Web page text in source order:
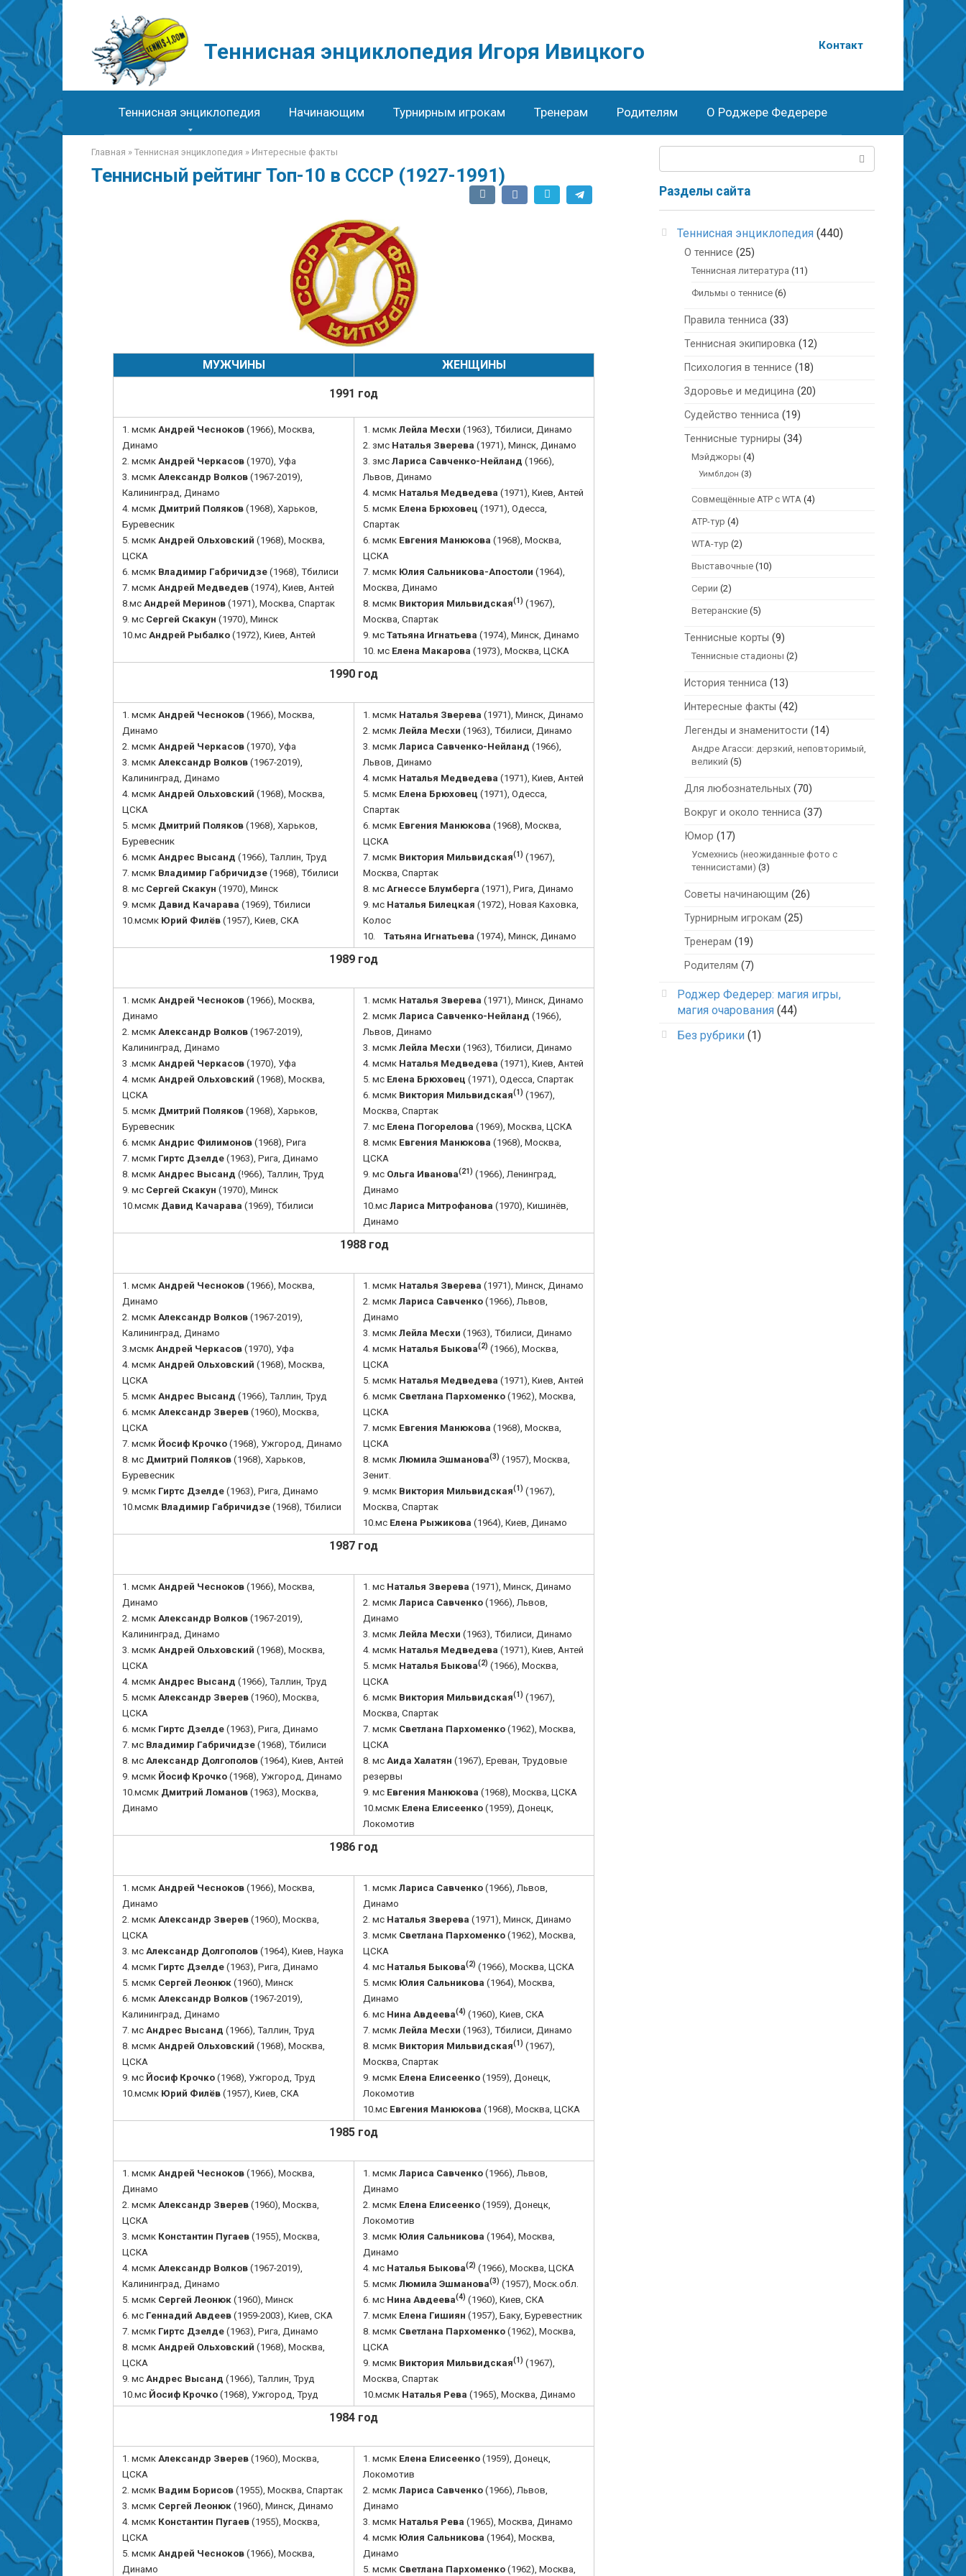
Перейти
к
контенту
Теннисная энциклопедия Игоря Ивицкого Контакт
Теннисная энциклопедия Начинающим Турнирным игрокам Тренерам Родителям О Роджере Федерере
Главная » Теннисная энциклопедия » Интересные факты
Теннисный рейтинг Топ-10 в СССР (1927-1991)
МУЖЧИНЫ ЖЕНЩИНЫ
1991 год
1. мсмк Андрей Чесноков (1966), Москва,
Динамо
2. мсмк Андрей Черкасов (1970), Уфа
3. мсмк Александр Волков (1967-2019),
Калининград, Динамо
4. мсмк Дмитрий Поляков (1968), Харьков,
Буревесник
5. мсмк Андрей Ольховский (1968), Москва,
ЦСКА
6. мсмк Владимир Габричидзе (1968), Тбилиси
7. мсмк Андрей Медведев (1974), Киев, Антей
8.мс Андрей Меринов (1971), Москва, Спартак
9. мс Сергей Скакун (1970), Минск
10.мс Андрей Рыбалко (1972), Киев, Антей
1. мсмк Лейла Месхи (1963), Тбилиси, Динамо
2. змс Наталья Зверева (1971), Минск, Динамо
3. змс Лариса Савченко-Нейланд (1966),
Львов, Динамо
4. мсмк Наталья Медведева (1971), Киев, Антей
5. мсмк Елена Брюховец (1971), Одесса,
Спартак
6. мсмк Евгения Манюкова (1968), Москва,
ЦСКА
7. мсмк Юлия Сальникова-Апостоли (1964),
Москва, Динамо
8. мсмк Виктория Мильвидская(1) (1967),
Москва, Спартак
9. мс Татьяна Игнатьева (1974), Минск, Динамо
10. мс Елена Макарова (1973), Москва, ЦСКА
1990 год
1. мсмк Андрей Чесноков (1966), Москва,
Динамо
2. мсмк Андрей Черкасов (1970), Уфа
3. мсмк Александр Волков (1967-2019),
Калининград, Динамо
4. мсмк Андрей Ольховский (1968), Москва,
ЦСКА
5. мсмк Дмитрий Поляков (1968), Харьков,
Буревесник
6. мсмк Андрес Высанд (1966), Таллин, Труд
7. мсмк Владимир Габричидзе (1968), Тбилиси
8. мс Сергей Скакун (1970), Минск
9. мсмк Давид Качарава (1969), Тбилиси
10.мсмк Юрий Филёв (1957), Киев, СКА
1. мсмк Наталья Зверева (1971), Минск, Динамо
2. мсмк Лейла Месхи (1963), Тбилиси, Динамо
3. мсмк Лариса Савченко-Нейланд (1966),
Львов, Динамо
4. мсмк Наталья Медведева (1971), Киев, Антей
5. мсмк Елена Брюховец (1971), Одесса,
Спартак
6. мсмк Евгения Манюкова (1968), Москва,
ЦСКА
7. мсмк Виктория Мильвидская(1) (1967),
Москва, Спартак
8. мс Агнессе Блумберга (1971), Рига, Динамо
9. мс Наталья Билецкая (1972), Новая Каховка,
Колос
10. Татьяна Игнатьева (1974), Минск, Динамо
1989 год
1. мсмк Андрей Чесноков (1966), Москва,
Динамо
2. мсмк Александр Волков (1967-2019),
Калининград, Динамо
3 .мсмк Андрей Черкасов (1970), Уфа
4. мсмк Андрей Ольховский (1968), Москва,
ЦСКА
5. мсмк Дмитрий Поляков (1968), Харьков,
Буревесник
6. мсмк Андрис Филимонов (1968), Рига
7. мсмк Гиртс Дзелде (1963), Рига, Динамо
8. мсмк Андрес Высанд (!966), Таллин, Труд
9. мс Сергей Скакун (1970), Минск
10.мсмк Давид Качарава (1969), Тбилиси
1. мсмк Наталья Зверева (1971), Минск, Динамо
2. мсмк Лариса Савченко-Нейланд (1966),
Львов, Динамо
3. мсмк Лейла Месхи (1963), Тбилиси, Динамо
4. мсмк Наталья Медведева (1971), Киев, Антей
5. мс Елена Брюховец (1971), Одесса, Спартак
6. мсмк Виктория Мильвидская(1) (1967),
Москва, Спартак
7. мс Елена Погорелова (1969), Москва, ЦСКА
8. мсмк Евгения Манюкова (1968), Москва,
ЦСКА
9. мс Ольга Иванова(21) (1966), Ленинград,
Динамо
10.мс Лариса Митрофанова (1970), Кишинёв,
Динамо
1988 год
1. мсмк Андрей Чесноков (1966), Москва,
Динамо
2. мсмк Александр Волков (1967-2019),
Калининград, Динамо
3.мсмк Андрей Черкасов (1970), Уфа
4. мсмк Андрей Ольховский (1968), Москва,
ЦСКА
5. мсмк Андрес Высанд (1966), Таллин, Труд
6. мсмк Александр Зверев (1960), Москва,
ЦСКА
7. мсмк Йосиф Крочко (1968), Ужгород, Динамо
8. мс Дмитрий Поляков (1968), Харьков,
Буревесник
9. мсмк Гиртс Дзелде (1963), Рига, Динамо
10.мсмк Владимир Габричидзе (1968), Тбилиси
1. мсмк Наталья Зверева (1971), Минск, Динамо
2. мсмк Лариса Савченко (1966), Львов,
Динамо
3. мсмк Лейла Месхи (1963), Тбилиси, Динамо
4. мсмк Наталья Быкова(2) (1966), Москва,
ЦСКА
5. мсмк Наталья Медведева (1971), Киев, Антей
6. мсмк Светлана Пархоменко (1962), Москва,
ЦСКА
7. мсмк Евгения Манюкова (1968), Москва,
ЦСКА
8. мсмк Люмила Эшманова(3) (1957), Москва,
Зенит.
9. мсмк Виктория Мильвидская(1) (1967),
Москва, Спартак
10.мс Елена Рыжикова (1964), Киев, Динамо
1987 год
1. мсмк Андрей Чесноков (1966), Москва,
Динамо
2. мсмк Александр Волков (1967-2019),
Калининград, Динамо
3. мсмк Андрей Ольховский (1968), Москва,
ЦСКА
4. мсмк Андрес Высанд (1966), Таллин, Труд
5. мсмк Александр Зверев (1960), Москва,
ЦСКА
6. мсмк Гиртс Дзелде (1963), Рига, Динамо
7. мс Владимир Габричидзе (1968), Тбилиси
8. мс Александр Долгополов (1964), Киев, Антей
9. мсмк Йосиф Крочко (1968), Ужгород, Динамо
10.мсмк Дмитрий Ломанов (1963), Москва,
Динамо
1. мс Наталья Зверева (1971), Минск, Динамо
2. мсмк Лариса Савченко (1966), Львов,
Динамо
3. мсмк Лейла Месхи (1963), Тбилиси, Динамо
4. мсмк Наталья Медведева (1971), Киев, Антей
5. мсмк Наталья Быкова(2) (1966), Москва,
ЦСКА
6. мсмк Виктория Мильвидская(1) (1967),
Москва, Спартак
7. мсмк Светлана Пархоменко (1962), Москва,
ЦСКА
8. мс Аида Халатян (1967), Ереван, Трудовые
резервы
9. мс Евгения Манюкова (1968), Москва, ЦСКА
10.мсмк Елена Елисеенко (1959), Донецк,
Локомотив
1986 год
1. мсмк Андрей Чесноков (1966), Москва,
Динамо
2. мсмк Александр Зверев (1960), Москва,
ЦСКА
3. мс Александр Долгополов (1964), Киев, Наука
4. мсмк Гиртс Дзелде (1963), Рига, Динамо
5. мсмк Сергей Леонюк (1960), Минск
6. мсмк Александр Волков (1967-2019),
Калининград, Динамо
7. мс Андрес Высанд (1966), Таллин, Труд
8. мсмк Андрей Ольховский (1968), Москва,
ЦСКА
9. мс Йосиф Крочко (1968), Ужгород, Труд
10.мсмк Юрий Филёв (1957), Киев, СКА
1. мсмк Лариса Савченко (1966), Львов,
Динамо
2. мс Наталья Зверева (1971), Минск, Динамо
3. мсмк Светлана Пархоменко (1962), Москва,
ЦСКА
4. мс Наталья Быкова(2) (1966), Москва, ЦСКА
5. мсмк Юлия Сальникова (1964), Москва,
Динамо
6. мс Нина Авдеева(4) (1960), Киев, СКА
7. мсмк Лейла Месхи (1963), Тбилиси, Динамо
8. мсмк Виктория Мильвидская(1) (1967),
Москва, Спартак
9. мсмк Елена Елисеенко (1959), Донецк,
Локомотив
10.мс Евгения Манюкова (1968), Москва, ЦСКА
1985 год
1. мсмк Андрей Чесноков (1966), Москва,
Динамо
2. мсмк Александр Зверев (1960), Москва,
ЦСКА
3. мсмк Константин Пугаев (1955), Москва,
ЦСКА
4. мсмк Александр Волков (1967-2019),
Калининград, Динамо
5. мсмк Сергей Леонюк (1960), Минск
6. мс Геннадий Авдеев (1959-2003), Киев, СКА
7. мсмк Гиртс Дзелде (1963), Рига, Динамо
8. мсмк Андрей Ольховский (1968), Москва,
ЦСКА
9. мс Андрес Высанд (1966), Таллин, Труд
10.мс Йосиф Крочко (1968), Ужгород, Труд
1. мсмк Лариса Савченко (1966), Львов,
Динамо
2. мсмк Елена Елисеенко (1959), Донецк,
Локомотив
3. мсмк Юлия Сальникова (1964), Москва,
Динамо
4. мс Наталья Быкова(2) (1966), Москва, ЦСКА
5. мсмк Люмила Эшманова(3) (1957), Моск.обл.
6. мс Нина Авдеева(4) (1960), Киев, СКА
7. мсмк Елена Гишиян (1957), Баку, Буревестник
8. мсмк Светлана Пархоменко (1962), Москва,
ЦСКА
9. мсмк Виктория Мильвидская(1) (1967),
Москва, Спартак
10.мсмк Наталья Рева (1965), Москва, Динамо
1984 год
1. мсмк Александр Зверев (1960), Москва,
ЦСКА
2. мсмк Вадим Борисов (1955), Москва, Спартак
3. мсмк Сергей Леонюк (1960), Минск, Динамо
4. мсмк Константин Пугаев (1955), Москва,
ЦСКА
5. мсмк Андрей Чесноков (1966), Москва,
Динамо
1. мсмк Елена Елисеенко (1959), Донецк,
Локомотив
2. мсмк Лариса Савченко (1966), Львов,
Динамо
3. мсмк Наталья Рева (1965), Москва, Динамо
4. мсмк Юлия Сальникова (1964), Москва,
Динамо
5. мсмк Светлана Пархоменко (1962), Москва,
Разделы сайта
Теннисная энциклопедия (440)
О теннисе (25)
Теннисная литература (11)
Фильмы о теннисе (6)
Правила тенниса (33)
Теннисная экипировка (12)
Психология в теннисе (18)
Здоровье и медицина (20)
Судейство тенниса (19)
Теннисные турниры (34)
Мэйджоры (4)
Уимблдон (3)
Совмещённые ATP с WTA (4)
АТР-тур (4)
WTA-тур (2)
Выставочные (10)
Серии (2)
Ветеранские (5)
Теннисные корты (9)
Теннисные стадионы (2)
История тенниса (13)
Интересные факты (42)
Легенды и знаменитости (14)
Андре Агасси: дерзкий, неповторимый,
великий (5)
Для любознательных (70)
Вокруг и около тенниса (37)
Юмор (17)
Усмехнись (неожиданные фото с
теннисистами) (3)
Советы начинающим (26)
Турнирным игрокам (25)
Тренерам (19)
Родителям (7)
Роджер Федерер: магия игры,
магия очарования (44)
Без рубрики (1)